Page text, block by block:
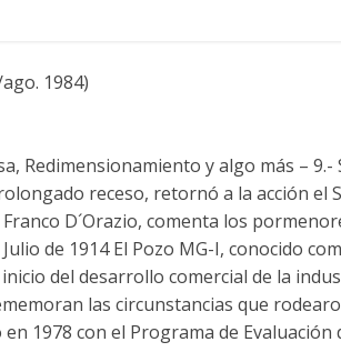
1984)
Redimensionamiento y algo más – 9.-
receso, retornó a la acción el
D´Orazio, comenta los
de 1914 El Pozo MG-I, conocido
del desarrollo comercial de la
las circunstancias que
1978 con el Programa de Evaluación